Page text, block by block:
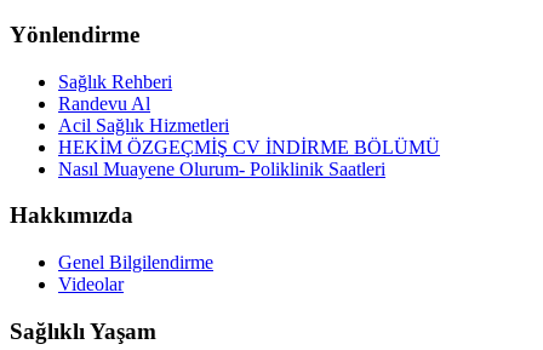
Yönlendirme
Sağlık Rehberi
Randevu Al
Acil Sağlık Hizmetleri
HEKİM ÖZGEÇMİŞ CV İNDİRME BÖLÜMÜ
Nasıl Muayene Olurum- Poliklinik Saatleri
Hakkımızda
Genel Bilgilendirme
Videolar
Sağlıklı Yaşam